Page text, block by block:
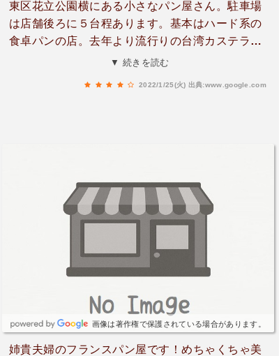
東区花立公園横にある小さなパン屋さん。駐車場
は店舗後ろに５台程あります。基本はハード系の
食卓パンの店。去年より流行りの台湾カステラも
販売されています。流通団地に出来たあの店より
▼ 続きを読む
2022/1/25(火) 出典:www.google.com
画像は著作権で保護されている場合があります。
姉貴夫婦のフランスパン屋です！めちゃくちゃ美